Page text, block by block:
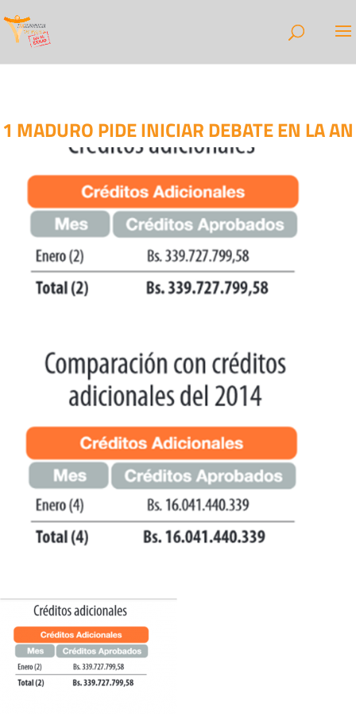
1 MADURO PIDE INICIAR DEBATE EN LA AN